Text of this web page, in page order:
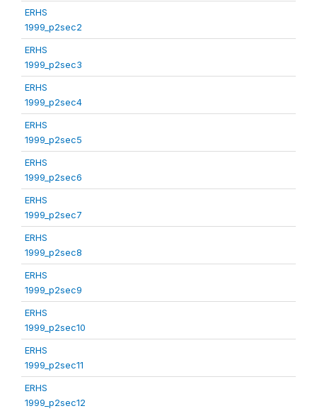
ERHS
1999_p2sec2
ERHS
1999_p2sec3
ERHS
1999_p2sec4
ERHS
1999_p2sec5
ERHS
1999_p2sec6
ERHS
1999_p2sec7
ERHS
1999_p2sec8
ERHS
1999_p2sec9
ERHS
1999_p2sec10
ERHS
1999_p2sec11
ERHS
1999_p2sec12